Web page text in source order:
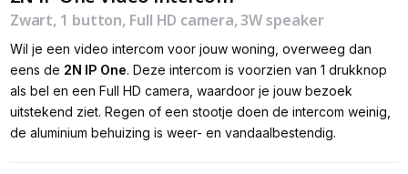
Zwart, 1 button, Full HD camera, 3W speaker
Wil je een video intercom voor jouw woning, overweeg dan
eens de 2N IP One. Deze intercom is voorzien van 1 drukknop
als bel en een Full HD camera, waardoor je jouw bezoek
uitstekend ziet. Regen of een stootje doen de intercom weinig,
de aluminium behuizing is weer- en vandaalbestendig.